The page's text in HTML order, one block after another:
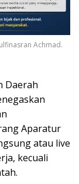
Achmad.
Daerah
Aparatur
atau live
kecuali